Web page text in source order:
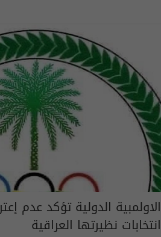
الاولمبية الدولية تؤكد عدم
انتخابات نظيرتها العراقية